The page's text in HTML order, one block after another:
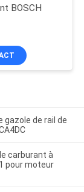
BOSCH
gazole de rail de
carburant à
pour moteur